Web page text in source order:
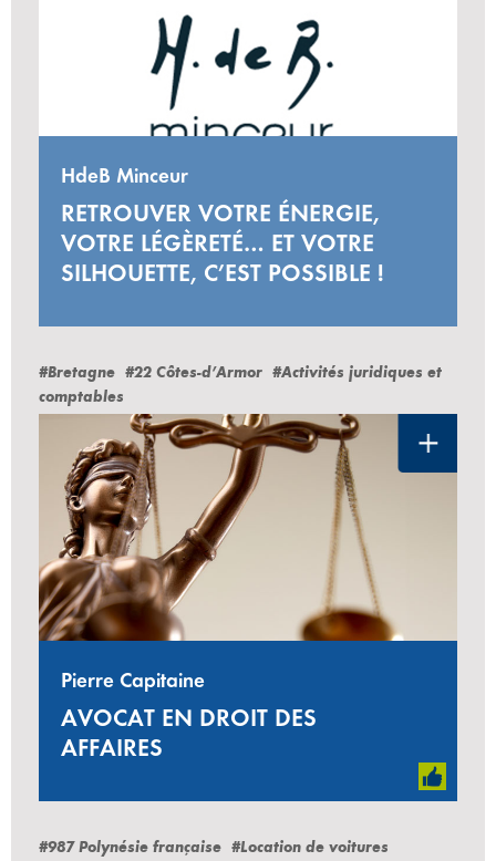
HdeB Minceur
RETROUVER VOTRE ÉNERGIE,
VOTRE LÉGÈRETÉ… ET VOTRE
SILHOUETTE, C’EST POSSIBLE !
#Bretagne #22 Côtes-d’Armor #Activités juridiques et
comptables
Pierre Capitaine
AVOCAT EN DROIT DES
AFFAIRES
#987 Polynésie française #Location de voitures